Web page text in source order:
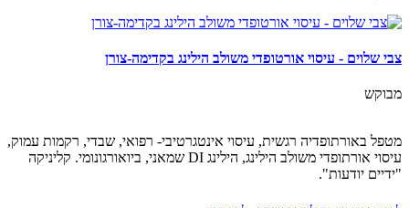
צבי שלוים - עיסוי אורטופדי משולב הילינג בקדימה-צורן
מבוקש
מטפל באורתופדיה רגשית, עיסוי אינטגרטיבי- רפואי, שבדי, רקמות עמוק,
עיסוי אורתופדי משולב הילינג, הילינג DI שמאני, ביואורגונומי. קליניקה
"ידיים יודעות".